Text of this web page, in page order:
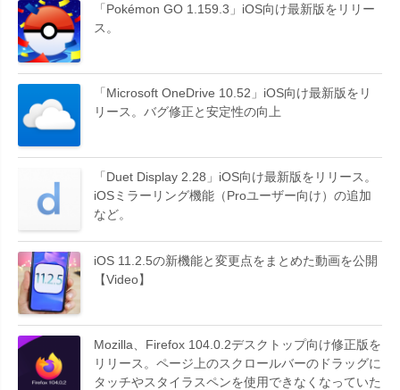
「Pokémon GO 1.159.3」iOS向け最新版をリリー
ス。
「Microsoft OneDrive 10.52」iOS向け最新版をリ
リース。バグ修正と安定性の向上
「Duet Display 2.28」iOS向け最新版をリリース。
iOSミラーリング機能（Proユーザー向け）の追加
など。
iOS 11.2.5の新機能と変更点をまとめた動画を公開
【Video】
Mozilla、Firefox 104.0.2デスクトップ向け修正版を
リリース。ページ上のスクロールバーのドラッグに
タッチやスタイラスペンを使用できなくなっていた